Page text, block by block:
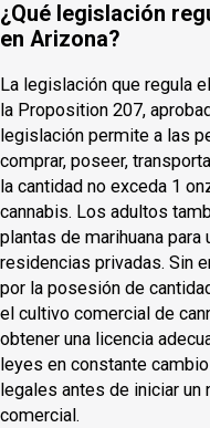
¿Qué legislación
en Arizona?
La legislación que regula
la Proposition 207,
legislación permite a las
comprar, poseer,
la cantidad no exceda 1
cannabis. Los adultos
plantas de marihuana
residencias privadas. Sin
por la posesión de
el cultivo comercial de
obtener una licencia
leyes en constante
legales antes de iniciar
comercial.